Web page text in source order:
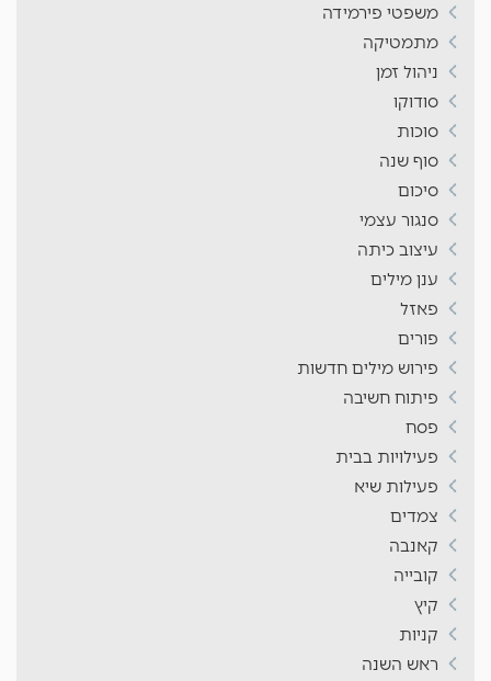
משפטי פירמידה
מתמטיקה
ניהול זמן
סודוקו
סוכות
סוף שנה
סיכום
סנגור עצמי
עיצוב כיתה
ענן מילים
פאזל
פורים
פירוש מילים חדשות
פיתוח חשיבה
פסח
פעילויות בבית
פעילות שיא
צמדים
קאנבה
קובייה
קיץ
קניות
ראש השנה